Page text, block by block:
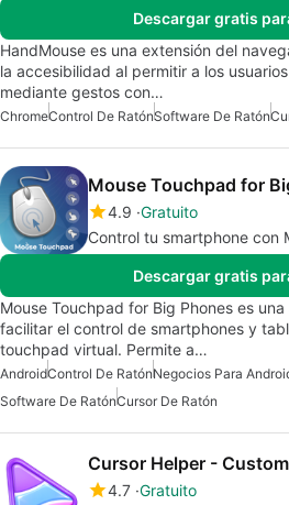
Descargar gratis
HandMouse es una extensión del
la accesibilidad al permitir a los
mediante gestos con…
ChromeControl De RatónSoftware De Ratón
Mouse Touchpad for
4.9 Gratuito
Control tu smartphone con
Descargar gratis
Mouse Touchpad for Big Phones es
facilitar el control de smartphones y
touchpad virtual. Permite a…
AndroidControl De RatónNegocios Para
Software De RatónCursor De Ratón
Cursor Helper -
4.7 Gratuito